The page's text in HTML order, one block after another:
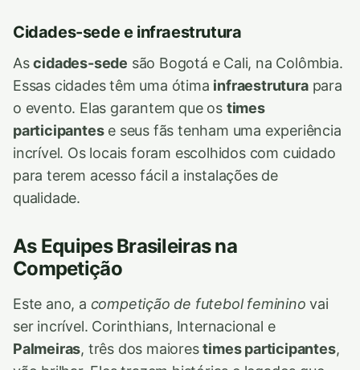
Cidades-sede e infraestrutura
Ascidades-sede são Bogotá e Cali, na Colômbia.
Essas cidades têm uma ótima infraestruturapara
o evento. Elas garantem que os times
participantese seus fãs tenham uma experiência
incrível. Os locais foram escolhidos com cuidado
para terem acesso fácil a instalações de
qualidade.
As Equipes Brasileiras na
Competição
Este ano, a competição de futebol feminino vai
ser incrível. Corinthians, Internacional e
Palmeiras, três dos maiorestimes participantes,